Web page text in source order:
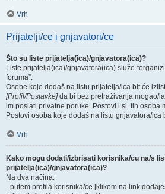
Vrh
Prijatelji/ce i gnjavatori/ce
Što su liste prijatelja(ica)/gnjavatora(ica)?
Liste prijatelja(ica)/gnjavatora(ica) služe
foruma”.
Osobe koje dodaš na listu prijatelja/ica bit će
[Profil/Postavke]da bi bez pretraživanja mogao/
im poslati privatne poruke. Postovi i sl. tih osoba
Postovi osoba koje dodaš na listu gnjavatora/ica
Vrh
Kako mogu dodati/izbrisati korisnika/cu na/s
prijatelja(ica)/gnjavatora(ica)?
Na dva načina:
- putem profila korisnika/ce [klikom na link